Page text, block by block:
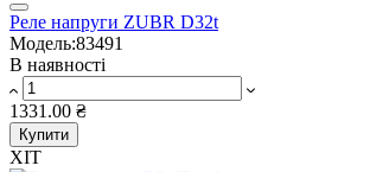
Реле напруги ZUBR D32t
Модель:83491
В наявності
1331.00 ₴
Купити
ХІТ